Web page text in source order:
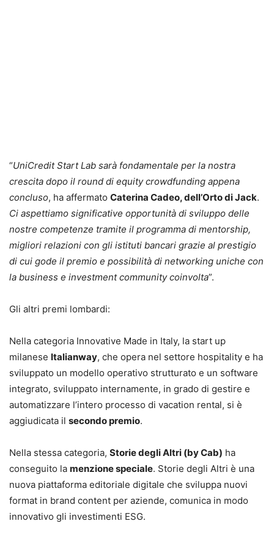
“UniCredit Start Lab sarà fondamentale per la nostra
crescita dopo il round di equity crowdfunding appena
concluso, ha affermato Caterina Cadeo, dell’Orto di Jack.
Ci aspettiamo significative opportunità di sviluppo delle
nostre competenze tramite il programma di mentorship,
migliori relazioni con gli istituti bancari grazie al prestigio
di cui gode il premio e possibilità di networking uniche con
la business e investment community coinvolta”.
Gli altri premi lombardi:
Nella categoria Innovative Made in Italy, la start up
milanese Italianway, che opera nel settore hospitality e ha
sviluppato un modello operativo strutturato e un software
integrato, sviluppato internamente, in grado di gestire e
automatizzare l’intero processo di vacation rental, si è
aggiudicata il secondo premio.
Nella stessa categoria, Storie degli Altri (by Cab) ha
conseguito la menzione speciale. Storie degli Altri è una
nuova piattaforma editoriale digitale che sviluppa nuovi
format in brand content per aziende, comunica in modo
innovativo gli investimenti ESG.